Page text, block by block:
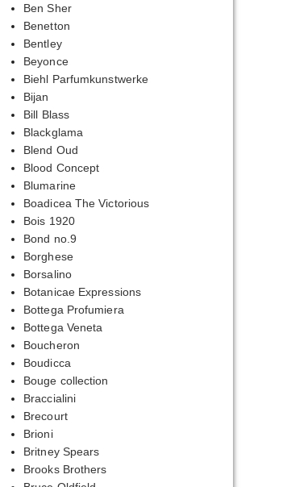
Ben Sher
Benetton
Bentley
Beyonce
Biehl Parfumkunstwerke
Bijan
Bill Blass
Blackglama
Blend Oud
Blood Concept
Blumarine
Boadicea The Victorious
Bois 1920
Bond no.9
Borghese
Borsalino
Botanicae Expressions
Bottega Profumiera
Bottega Veneta
Boucheron
Boudicca
Bouge collection
Braccialini
Brecourt
Brioni
Britney Spears
Brooks Brothers